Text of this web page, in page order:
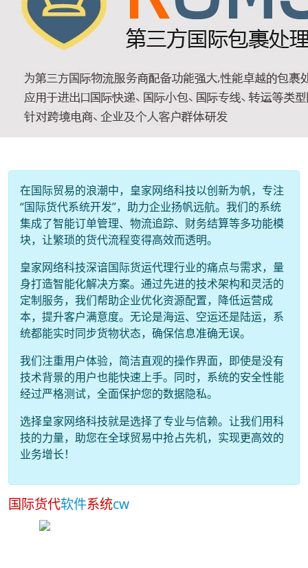
在国际贸易的浪潮中，皇家网络科技以创新为帆，专注
“国际货代系统开发”，助力企业扬帆远航。我们的系统
集成了智能订单管理、物流追踪、财务结算等多功能模
块，让繁琐的货代流程变得高效而透明。
皇家网络科技深谙国际货运代理行业的痛点与需求，量
身打造智能化解决方案。通过先进的技术架构和灵活的
定制服务，我们帮助企业优化资源配置，降低运营成
本，提升客户满意度。无论是海运、空运还是陆运，系
统都能实时同步货物状态，确保信息准确无误。
我们注重用户体验，简洁直观的操作界面，即使是没有
技术背景的用户也能快速上手。同时，系统的安全性能
经过严格测试，全面保护您的数据隐私。
选择皇家网络科技就是选择了专业与信赖。让我们用科
技的力量，助您在全球贸易中抢占先机，实现更高效的
业务增长！
国际货代软件系统cw